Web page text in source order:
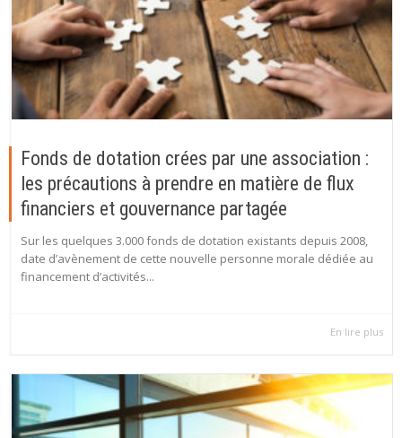
Fonds de dotation crées par une association :
les précautions à prendre en matière de flux
financiers et gouvernance partagée
Sur les quelques 3.000 fonds de dotation existants depuis 2008,
date d’avènement de cette nouvelle personne morale dédiée au
financement d’activités...
En lire plus